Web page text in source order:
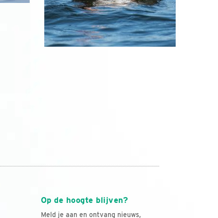
Op de hoogte blijven?
Meld je aan en ontvang nieuws,